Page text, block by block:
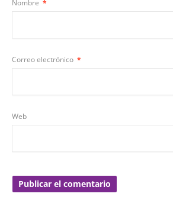
Nombre *
Correo electrónico *
Web